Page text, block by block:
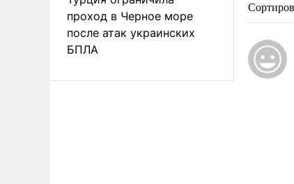
проход в Черное море
после атак украинских
БПЛА